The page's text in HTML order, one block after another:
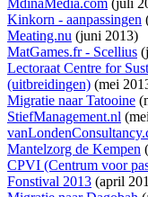
MdinaMedia.com (juli
Kinkorn - aanpassingen
Meating.nu (juni 2013)
MatGames.fr - Scellius
Lectoraat Centre for
(uitbreidingen) (mei
Migratie naar Tatooine
StiefManagement.nl
Mantelzorg de Kempen
CPVI (Centrum voor
Fonstival 2013 (april